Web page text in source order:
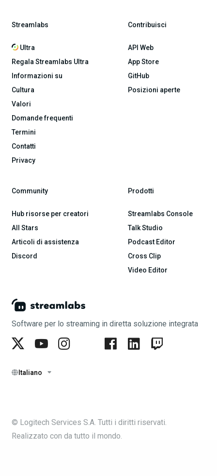
Software per lo streaming in diretta soluzione integrata
Italiano
Streamlabs
Ultra
Regala Streamlabs Ultra
Informazioni su
Cultura
Valori
Domande frequenti
Termini
Contatti
Privacy
Contribuisci
API Web
App Store
GitHub
Posizioni aperte
Community
Hub risorse per creatori
All Stars
Articoli di assistenza
Discord
Prodotti
Streamlabs Console
Talk Studio
Podcast Editor
Cross Clip
Video Editor
© Logitech Services S.A. Tutti i diritti riservati.
Realizzato con da tutto il mondo.